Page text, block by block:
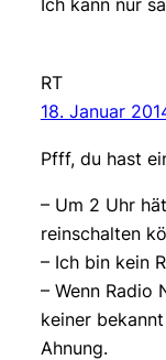
Ich kann nur
RT
18. Januar
Pfff, du hast
– Um 2 Uhr
reinschalten
– Ich bin kein
– Wenn Radio
keiner
Ahnung.